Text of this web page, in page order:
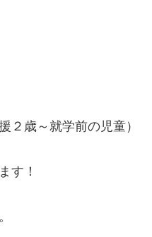
２歳～就学前の児童）
す！